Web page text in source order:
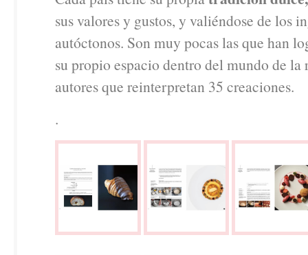
sus valores y gustos, y valiéndose de los
autóctonos. Son muy pocas las que han
su propio espacio dentro del mundo de la
autores que reinterpretan 35 creaciones.
.